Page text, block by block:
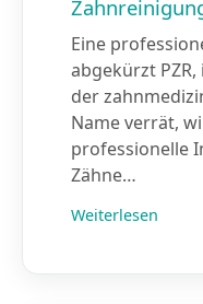
Eine
abgekürzt
der
Name verrät,
professionelle
Zähne…
Weiterlesen